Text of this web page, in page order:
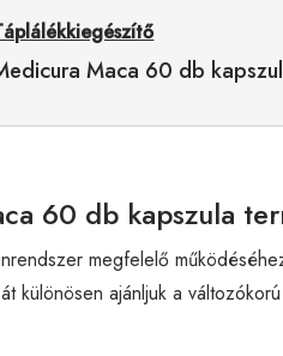
Maca 60 db
60 db kapszula
megfelelő
különösen ajánljuk a